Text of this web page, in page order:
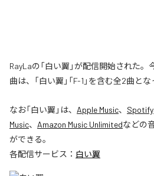
RayLaの「白い翼」が配信開始された
曲は、「白い翼」「F-1」を含む全2曲とな
なお「白い翼 」は、 Apple Music、 Spotify
Music、 Amazon Music Unlimitedなどの
ができる。
各配信サービス： 白い翼